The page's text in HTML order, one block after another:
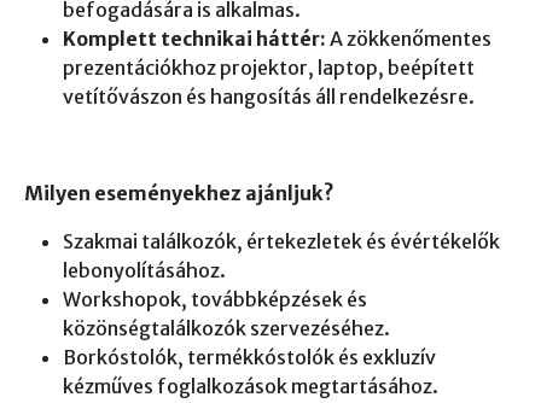
befogadására is alkalmas.
Komplett technikai háttér: A zökkenőmentes
prezentációkhoz projektor, laptop, beépített
vetítővászon és hangosítás áll rendelkezésre.
Milyen eseményekhez ajánljuk?
Szakmai találkozók, értekezletek és évértékelők
lebonyolításához.
Workshopok, továbbképzések és
közönségtalálkozók szervezéséhez.
Borkóstolók, termékkóstolók és exkluzív
kézműves foglalkozások megtartásához.